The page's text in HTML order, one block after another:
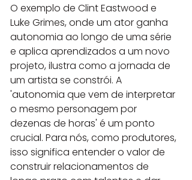
O exemplo de Clint Eastwood e
Luke Grimes, onde um ator ganha
autonomia ao longo de uma série
e aplica aprendizados a um novo
projeto, ilustra como a jornada de
um artista se constrói. A
'autonomia que vem de interpretar
o mesmo personagem por
dezenas de horas' é um ponto
crucial. Para nós, como produtores,
isso significa entender o valor de
construir relacionamentos de